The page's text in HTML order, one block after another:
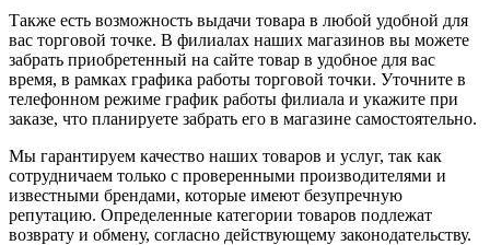
Также есть возможность выдачи товара в любой удобной для
вас торговой точке. В филиалах наших магазинов вы можете
забрать приобретенный на сайте товар в удобное для вас
время, в рамках графика работы торговой точки. Уточните в
телефонном режиме график работы филиала и укажите при
заказе, что планируете забрать его в магазине самостоятельно.
Мы гарантируем качество наших товаров и услуг, так как
сотрудничаем только с проверенными производителями и
известными брендами, которые имеют безупречную
репутацию. Определенные категории товаров подлежат
возврату и обмену, согласно действующему законодательству.